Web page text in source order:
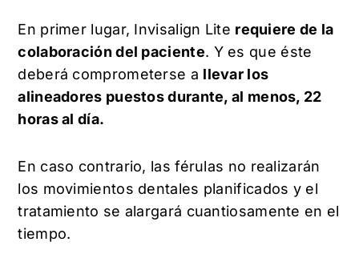
En primer lugar, Invisalign Lite requiere de la
colaboración del paciente. Y es que éste
deberá comprometerse a llevar los
alineadores puestos durante, al menos, 22
horas al día.
En caso contrario, las férulas no realizarán
los movimientos dentales planificados y el
tratamiento se alargará cuantiosamente en el
tiempo.